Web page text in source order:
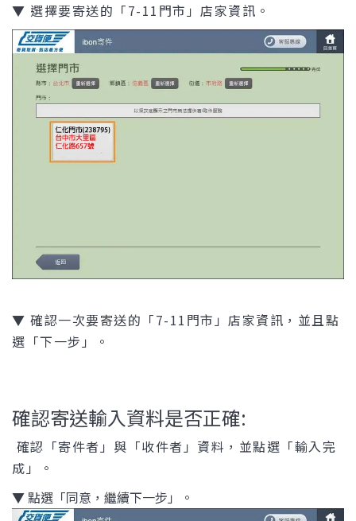
▼ 選擇要寄送的「7-11門市」店家資訊。
▼ 確認一次要寄送的「7-11門市」店家資訊，並且點
選「下一步」。
確認寄送輸入資料是否正確:
確認「寄件者」與「收件者」資料，並點選「輸入完
成」。
▼ 點選「同意，繼續下一步」。